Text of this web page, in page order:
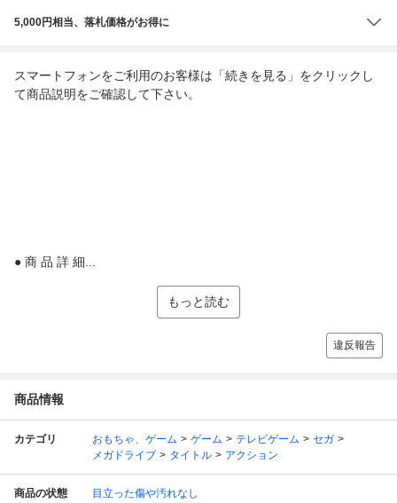
5,000円相当、落札価格がお得に
スマートフォンをご利用のお客様は「続きを見る」をクリックし
て商品説明をご確認して下さい。
● 商 品 詳 細...
もっと読む
違反報告
商品情報
カテゴリ おもちゃ、ゲーム ゲーム テレビゲーム
セガ
メガドライブ
タイトル アクション
商品の状態 目立った傷や汚れなし